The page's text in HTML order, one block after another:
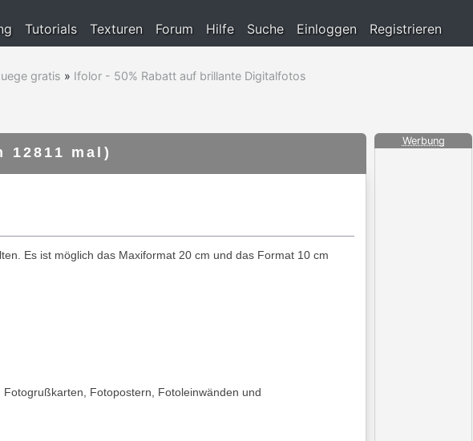
Tutorials Texturen Forum Hilfe Suche Einloggen Registrieren
gratis » Ifolor - 50% Rabatt auf brillante Digitalfotos
mal)
Es ist möglich das Maxiformat 20 cm und das Format 10 cm
Fotopostern, Fotoleinwänden und
Werbung